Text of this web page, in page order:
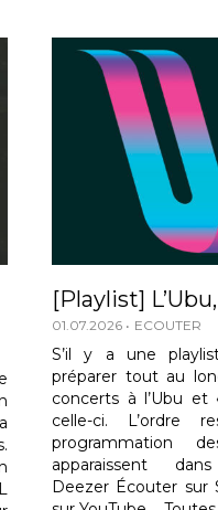
[Playlist]
01.07.2026 ECOUTER
S’il y a une
préparer tout au
concerts à l’Ubu et
celle-ci. L’ordre
programmation
apparaissent
Deezer Écouter